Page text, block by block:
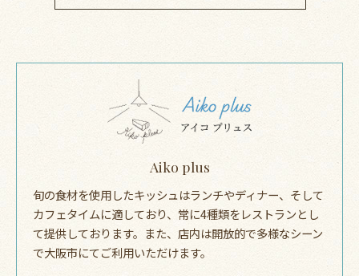
Aiko plus
旬の食材を使用したキッシュはランチやディナー、そして
カフェタイムに適しており、常に4種類をレストランとし
て提供しております。また、店内は開放的で多様なシーン
で大阪市にてご利用いただけます。